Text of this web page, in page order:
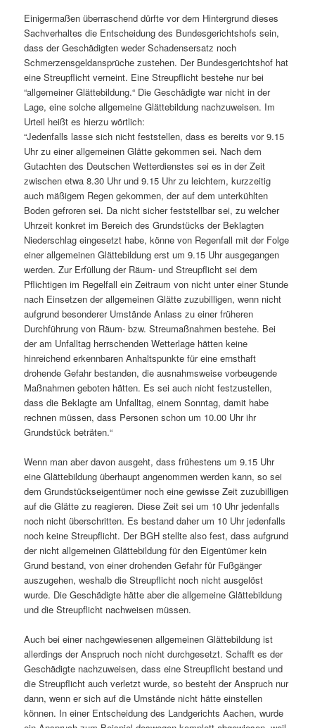
Einigermaßen überraschend dürfte vor dem Hintergrund dieses
Sachverhaltes die Entscheidung des Bundesgerichtshofs sein,
dass der Geschädigten weder Schadensersatz noch
Schmerzensgeldansprüche zustehen. Der Bundesgerichtshof hat
eine Streupflicht verneint. Eine Streupflicht bestehe nur bei
“allgemeiner Glättebildung.“ Die Geschädigte war nicht in der
Lage, eine solche allgemeine Glättebildung nachzuweisen. Im
Urteil heißt es hierzu wörtlich:
“Jedenfalls lasse sich nicht feststellen, dass es bereits vor 9.15
Uhr zu einer allgemeinen Glätte gekommen sei. Nach dem
Gutachten des Deutschen Wetterdienstes sei es in der Zeit
zwischen etwa 8.30 Uhr und 9.15 Uhr zu leichtem, kurzzeitig
auch mäßigem Regen gekommen, der auf dem unterkühlten
Boden gefroren sei. Da nicht sicher feststellbar sei, zu welcher
Uhrzeit konkret im Bereich des Grundstücks der Beklagten
Niederschlag eingesetzt habe, könne von Regenfall mit der Folge
einer allgemeinen Glättebildung erst um 9.15 Uhr ausgegangen
werden. Zur Erfüllung der Räum- und Streupflicht sei dem
Pflichtigen im Regelfall ein Zeitraum von nicht unter einer Stunde
nach Einsetzen der allgemeinen Glätte zuzubilligen, wenn nicht
aufgrund besonderer Umstände Anlass zu einer früheren
Durchführung von Räum- bzw. Streumaßnahmen bestehe. Bei
der am Unfalltag herrschenden Wetterlage hätten keine
hinreichend erkennbaren Anhaltspunkte für eine ernsthaft
drohende Gefahr bestanden, die ausnahmsweise vorbeugende
Maßnahmen geboten hätten. Es sei auch nicht festzustellen,
dass die Beklagte am Unfalltag, einem Sonntag, damit habe
rechnen müssen, dass Personen schon um 10.00 Uhr ihr
Grundstück beträten.“
Wenn man aber davon ausgeht, dass frühestens um 9.15 Uhr
eine Glättebildung überhaupt angenommen werden kann, so sei
dem Grundstückseigentümer noch eine gewisse Zeit zuzubilligen
auf die Glätte zu reagieren. Diese Zeit sei um 10 Uhr jedenfalls
noch nicht überschritten. Es bestand daher um 10 Uhr jedenfalls
noch keine Streupflicht. Der BGH stellte also fest, dass aufgrund
der nicht allgemeinen Glättebildung für den Eigentümer kein
Grund bestand, von einer drohenden Gefahr für Fußgänger
auszugehen, weshalb die Streupflicht noch nicht ausgelöst
wurde. Die Geschädigte hätte aber die allgemeine Glättebildung
und die Streupflicht nachweisen müssen.
Auch bei einer nachgewiesenen allgemeinen Glättebildung ist
allerdings der Anspruch noch nicht durchgesetzt. Schafft es der
Geschädigte nachzuweisen, dass eine Streupflicht bestand und
die Streupflicht auch verletzt wurde, so besteht der Anspruch nur
dann, wenn er sich auf die Umstände nicht hätte einstellen
können. In einer Entscheidung des Landgerichts Aachen, wurde